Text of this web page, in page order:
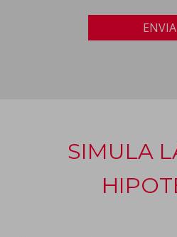
ENVIA
SIMULA